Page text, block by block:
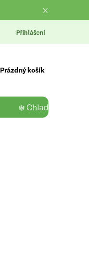
Přihlášení
Prázdný košík
❄️ Chladící